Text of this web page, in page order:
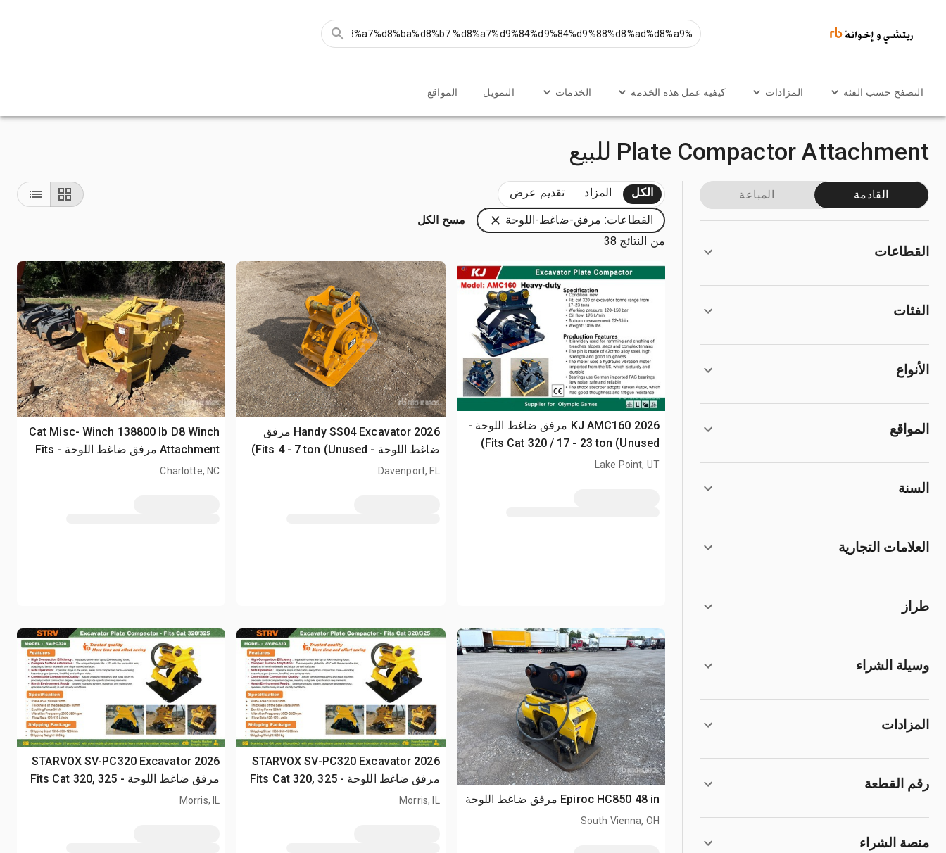
التصفح حسب الفئة المزادات كيفية عمل هذه الخدمة الخدمات التمويل المواقع
Plate Compactor Attachment للبيع
القادمة المباعة
القطاعات
الفئات
الأنواع
المواقع
السنة
العلامات التجارية
طراز
وسيلة الشراء
المزادات
رقم القطعة
منصة الشراء
الكل المزاد تقديم عرض
القطاعات: مرفق-ضاغط-اللوحة
مسح الكل
من النتائج 38
2026 KJ AMC160 مرفق ضاغط اللوحة -
Fits Cat 320 / 17 - 23 ton (Unused)
Lake Point, UT
2026 Handy SS04 Excavator مرفق
ضاغط اللوحة - Fits 4 - 7 ton (Unused)
Davenport, FL
Cat Misc- Winch 138800 lb D8 Winch
Attachment مرفق ضاغط اللوحة - Fits
Car W12e
Charlotte, NC
Epiroc HC850 48 in مرفق ضاغط اللوحة
South Vienna, OH
2026 STARVOX SV-PC320 Excavator
مرفق ضاغط اللوحة - Fits Cat 320, 325
(Unused)
Morris, IL
2026 STARVOX SV-PC320 Excavator
مرفق ضاغط اللوحة - Fits Cat 320, 325
(Unused)
Morris, IL